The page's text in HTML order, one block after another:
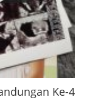
Ke-4